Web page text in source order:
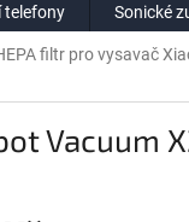
telefony Sonické
filtr pro vysavač
Vacuum